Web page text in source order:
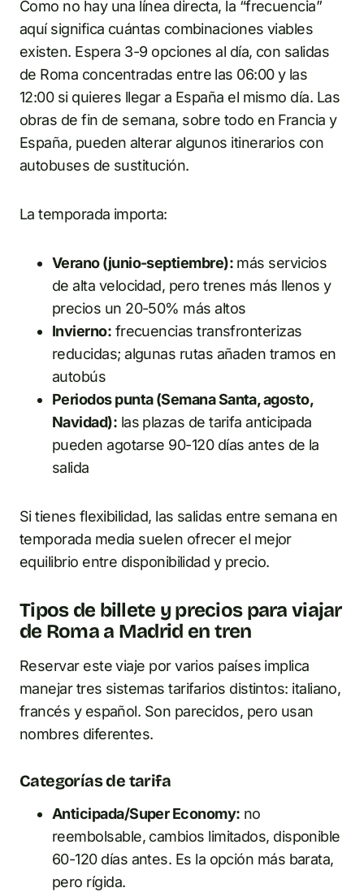
Como no hay una línea directa, la “frecuencia”
aquí significa cuántas combinaciones viables
existen. Espera 3-9 opciones al día, con salidas
de Roma concentradas entre las 06:00 y las
12:00 si quieres llegar a España el mismo día. Las
obras de fin de semana, sobre todo en Francia y
España, pueden alterar algunos itinerarios con
autobuses de sustitución.
La temporada importa:
Verano (junio-septiembre):más servicios
de alta velocidad, pero trenes más llenos y
precios un 20-50% más altos
Invierno: frecuencias transfronterizas
reducidas; algunas rutas añaden tramos en
autobús
Periodos punta (Semana Santa, agosto,
Navidad): las plazas de tarifa anticipada
pueden agotarse 90-120 días antes de la
salida
Si tienes flexibilidad, las salidas entre semana en
temporada media suelen ofrecer el mejor
equilibrio entre disponibilidad y precio.
Tipos de billete y precios para viajar
de Roma a Madrid en tren
Reservar este viaje por varios países implica
manejar tres sistemas tarifarios distintos: italiano,
francés y español. Son parecidos, pero usan
nombres diferentes.
Categorías de tarifa
Anticipada/Super Economy: no
reembolsable, cambios limitados, disponible
60-120 días antes. Es la opción más barata,
pero rígida.